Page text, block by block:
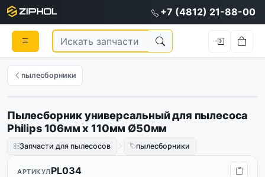
+7 (4812) 21-88-00
пылесборники
Пылесборник универсальный для пылесоса
Philips 106мм x 110мм Ø50мм
Запчасти для пылесосов пылесборники
АРТИКУЛPL034